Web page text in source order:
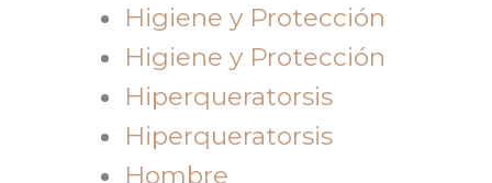
Higiene y Protección
Higiene y Protección
Hiperqueratorsis
Hiperqueratorsis
Hombre